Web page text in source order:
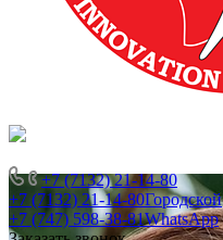
+7 (7132) 21-14-80
+7 (7132) 21-14-80Городской
+7 (747) 598-38-81WhatsApp